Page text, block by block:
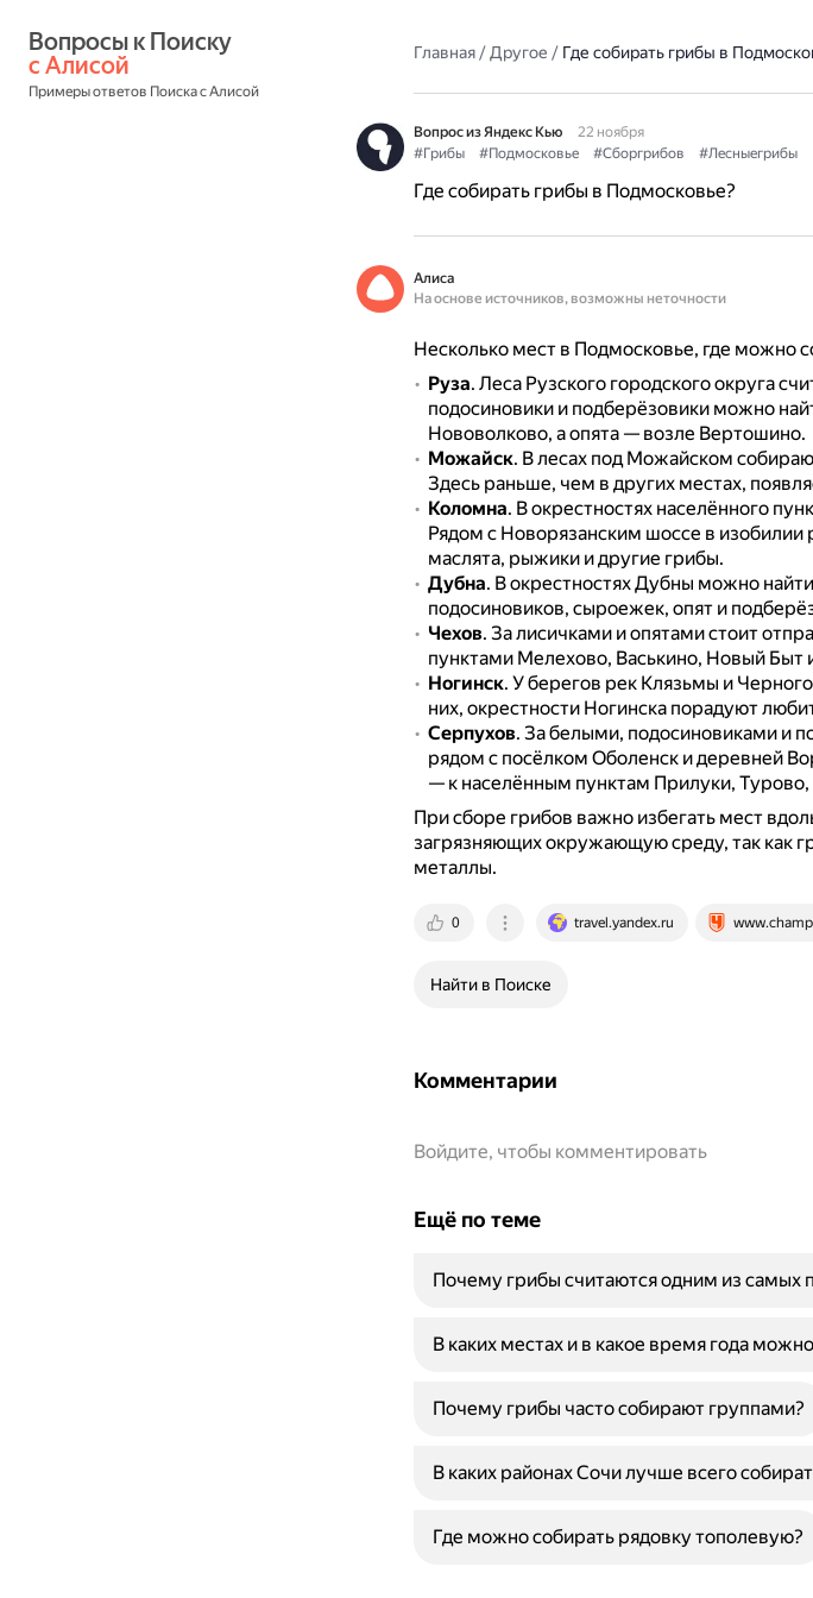
с Алисой
Примеры ответов Поиска с Алисой
Главная/Другое / Где собирать грибы в
Вопрос из Яндекс Кью
22 ноября
#Грибы
#Подмосковье #Сборгрибов #Лесныегрибы
Где собирать грибы в Подмосковье?
Алиса
На основе источников, возможны неточности
Несколько мест в Подмосковье, где можно
Руза. Леса Рузского городского округа
подосиновики и подберёзовики можно
Нововолково, а опята — возле Вертошино.
Можайск. В лесах под Можайском
Здесь раньше, чем в других местах,
Коломна. В окрестностях населённого
Рядом с Новорязанским шоссе в изобилии
маслята, рыжики и другие грибы.
Дубна. В окрестностях Дубны можно
подосиновиков, сыроежек, опят и
Чехов. За лисичками и опятами стоит
пунктами Мелехово, Васькино, Новый Быт
Ногинск. У берегов рек Клязьмы и
них, окрестности Ногинска порадуют
Серпухов. За белыми, подосиновиками и
рядом с посёлком Оболенск и деревней
— к населённым пунктам Прилуки,
При сборе грибов важно избегать мест
загрязняющих окружающую среду, так как
металлы.
0 travel.yandex.ru
Найти в Поиске
Комментарии
Войдите, чтобы комментировать
Ещё по теме
Почему грибы считаются одним из самых
В каких местах и в какое время года
Почему грибы часто собирают группами?
В каких районах Сочи лучше всего
Где можно собирать рядовку тополевую?